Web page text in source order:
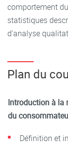
comportement
statistiques
d'analyse
Plan du
Introduction à la
du
Définition et